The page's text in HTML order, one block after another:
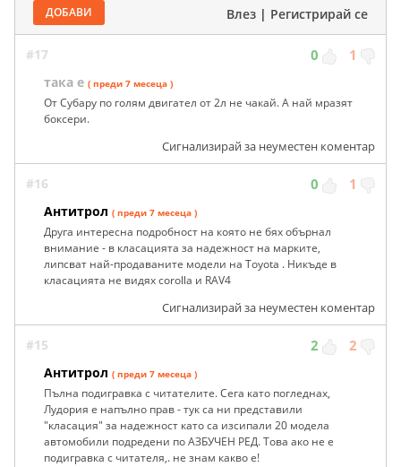
ДОБАВИ Влез | Регистрирай се
#17 0 1
така е ( преди 7 месеца )
От Субару по голям двигател от 2л не чакай. А най мразят
боксери.
Сигнализирай за неуместен коментар
#16 0 1
Антитрол ( преди 7 месеца )
Друга интересна подробност на която не бях обърнал
внимание - в класацията за надежност на марките,
липсват най-продаваните модели на Toyota . Никъде в
класацията не видях corolla и RAV4
Сигнализирай за неуместен коментар
#15 2 2
Антитрол ( преди 7 месеца )
Пълна подигравка с читателите. Сега като погледнах,
Лудория е напълно прав - тук са ни представили
"класация" за надежност като са изсипали 20 модела
автомобили подредени по АЗБУЧЕН РЕД. Това ако не е
подигравка с читателя,. не знам какво е!